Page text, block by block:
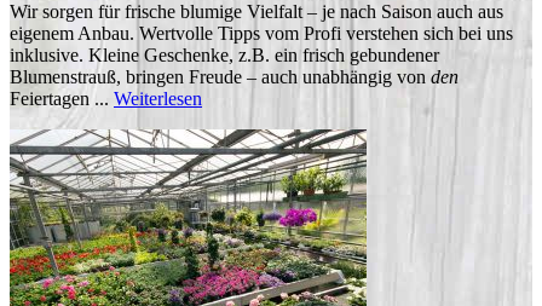
Wir sorgen für frische blumige Vielfalt – je nach Saison auch aus
eigenem Anbau. Wertvolle Tipps vom Profi verstehen sich bei uns
inklusive. Kleine Geschenke, z.B. ein frisch gebundener
Blumenstrauß, bringen Freude – auch unabhängig von den
Feiertagen ... Weiterlesen